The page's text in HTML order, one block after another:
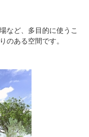
など、多目的に使うこ
のある空間です。